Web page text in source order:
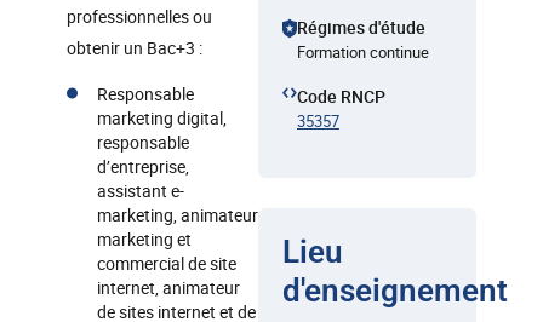
professionnelles ou
obtenir un Bac+3 :
Responsable
marketing digital,
responsable
d’entreprise,
assistant e-
marketing, animateur
marketing et
commercial de site
internet, animateur
de sites internet et de
Régimes d'étude
Formation continue
Code RNCP
35357
Lieu
d'enseignement